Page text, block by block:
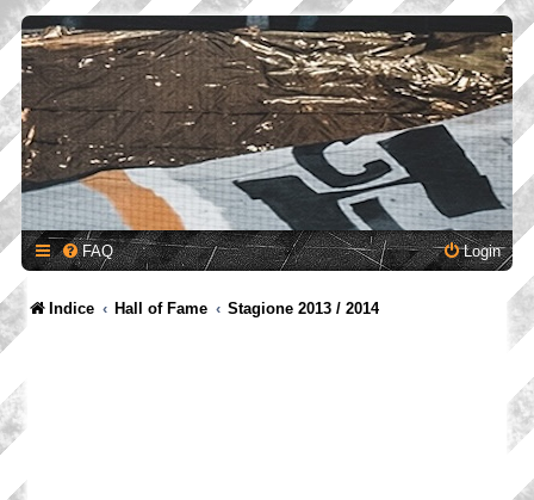
FAQ Login
Indice Hall of Fame Stagione 2013 / 2014